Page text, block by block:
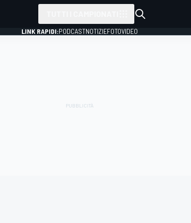
LINK RAPIDI:PODCASTNOTIZIEFOTOVIDEO